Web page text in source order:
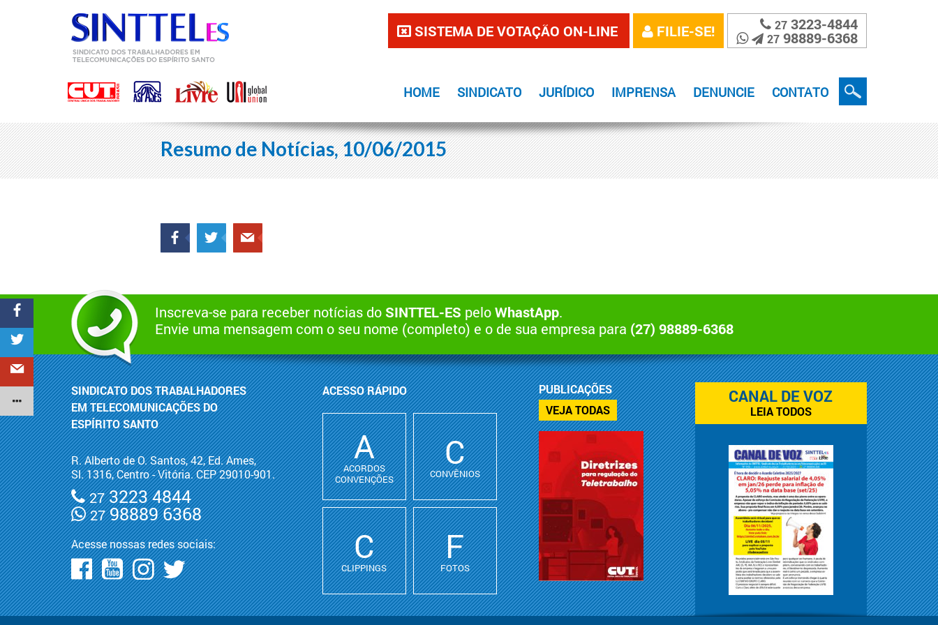
SISTEMA DE VOTAÇÃO ON-LINE FILIE-SE! 27 3223-4844
27 98889-6368
HOME SINDICATO JURÍDICO IMPRENSA DENUNCIE CONTATO
Resumo de Notícias, 10/06/2015
Inscreva-se para receber notícias do SINTTEL-ES peloWhastApp.
Envie uma mensagem com o seu nome (completo) e o de sua empresa para (27) 98889-6368
SINDICATO DOS TRABALHADORES
EM TELECOMUNICAÇÕES DO
ESPÍRITO SANTO
R. Alberto de O. Santos, 42, Ed. Ames,
Sl. 1316, Centro - Vitória. CEP 29010-901.
273223 4844
2798889 6368
Acesse nossas redes sociais:
ACESSO RÁPIDO
A
ACORDOS
CONVENÇÕES
C
CONVÊNIOS
C
CLIPPINGS
F
FOTOS
PUBLICAÇÕES
VEJA TODAS
CANAL DE VOZ
LEIA TODOS